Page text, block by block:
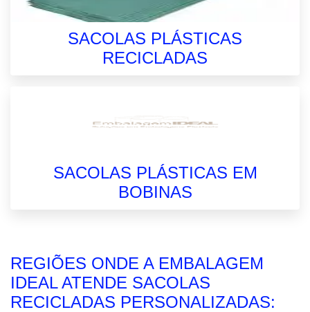
SACOLAS PLÁSTICAS
RECICLADAS
SACOLAS PLÁSTICAS EM
BOBINAS
REGIÕES ONDE A EMBALAGEM
IDEAL ATENDE SACOLAS
RECICLADAS PERSONALIZADAS: